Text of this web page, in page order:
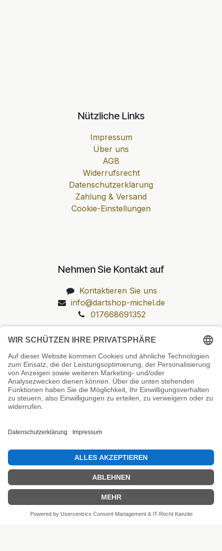
Nützliche Links
Impressum
Über uns
AGB
Widerrufsrecht
Datenschutzerklärung
Zahlung & Versand
Cookie-Einstellungen
Nehmen Sie Kontakt auf
Kontaktieren Sie uns
info@dartshop-michel.de
017668691352
Unsere Prüfsiegel